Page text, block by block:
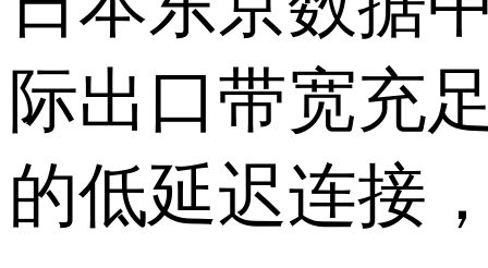
际出口带宽充
的低延迟连接